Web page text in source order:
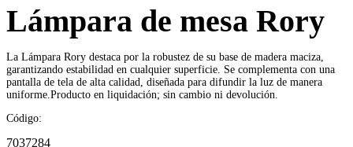
Lámpara de mesa Rory
La Lámpara Rory destaca por la robustez de su base de madera maciza,
garantizando estabilidad en cualquier superficie. Se complementa con una
pantalla de tela de alta calidad, diseñada para difundir la luz de manera
uniforme.Producto en liquidación; sin cambio ni devolución.
Código:
7037284